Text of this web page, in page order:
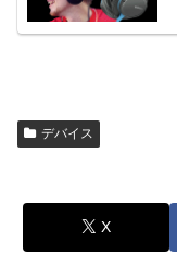
デバイス
X